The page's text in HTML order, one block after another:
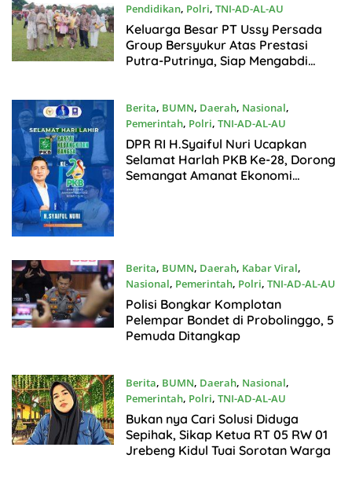
Pendidikan, Polri, TNI-AD-AL-AU
Juli27, 2026
Keluarga Besar PT Ussy Persada
Group Bersyukur Atas Prestasi
Putra-Putrinya, Siap Mengabdi
Berita, BUMN, Daerah, Nasional,
Pemerintah, Polri, TNI-AD-AL-AU
Juli24, 2026
DPR RI H.Syaiful Nuri Ucapkan
Selamat Harlah PKB Ke-28, Dorong
Semangat Amanat Ekonomi
Berita, BUMN, Daerah, Kabar Viral,
Nasional, Pemerintah, Polri, TNI-AD-AL-AU
Juli21, 2026
Polisi Bongkar Komplotan
Pelempar Bondet di Probolinggo, 5
Pemuda Ditangkap
Berita, BUMN, Daerah, Nasional,
Pemerintah, Polri, TNI-AD-AL-AU
Juli19, 2026
Bukan nya Cari Solusi Diduga
Sepihak, Sikap Ketua RT 05 RW 01
Jrebeng Kidul Tuai Sorotan Warga